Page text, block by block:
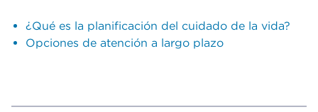
¿Qué es la planificación del cuidado de la vida?
Opciones de atención a largo plazo